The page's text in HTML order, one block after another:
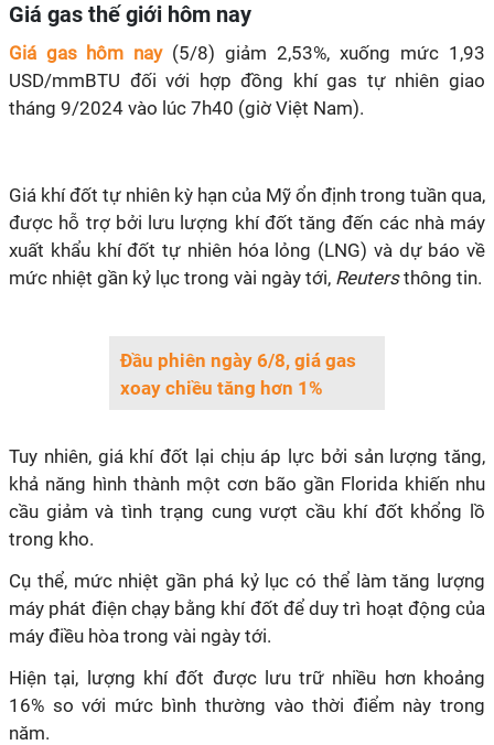
Giá gas thế giới hôm nay
Giá gas hôm nay(5/8) giảm 2,53%, xuống mức 1,93
USD/mmBTU đối với hợp đồng khí gas tự nhiên giao
tháng 9/2024 vào lúc 7h40 (giờ Việt Nam).
Giá khí đốt tự nhiên kỳ hạn của Mỹ ổn định trong tuần qua,
được hỗ trợ bởi lưu lượng khí đốt tăng đến các nhà máy
xuất khẩu khí đốt tự nhiên hóa lỏng (LNG) và dự báo về
mức nhiệt gần kỷ lục trong vài ngày tới, Reutersthông tin.
Đầu phiên ngày 6/8, giá gas
xoay chiều tăng hơn 1%
Tuy nhiên, giá khí đốt lại chịu áp lực bởi sản lượng tăng,
khả năng hình thành một cơn bão gần Florida khiến nhu
cầu giảm và tình trạng cung vượt cầu khí đốt khổng lồ
trong kho.
Cụ thể, mức nhiệt gần phá kỷ lục có thể làm tăng lượng
máy phát điện chạy bằng khí đốt để duy trì hoạt động của
máy điều hòa trong vài ngày tới.
Hiện tại, lượng khí đốt được lưu trữ nhiều hơn khoảng
16% so với mức bình thường vào thời điểm này trong
năm.